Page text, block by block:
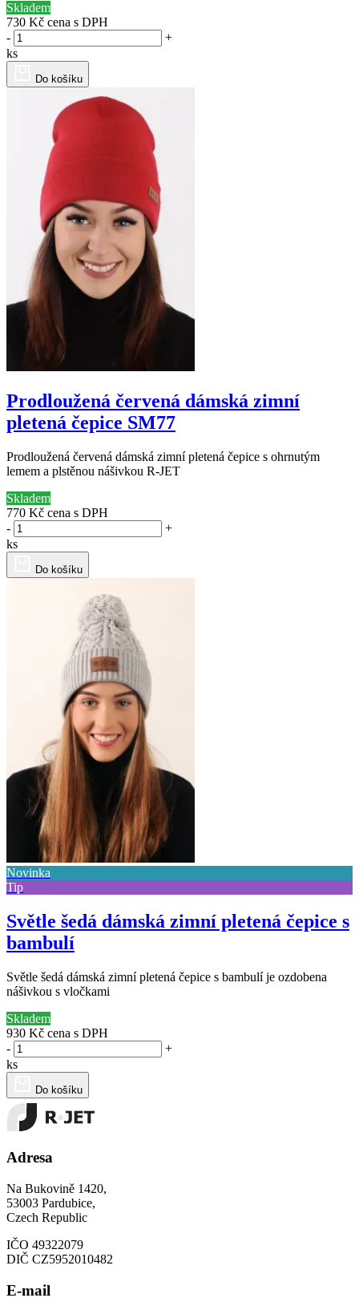
Skladem
730 Kč cena s DPH
-
+
ks
Do košíku
Prodloužená červená dámská zimní
pletená čepice SM77
Prodloužená červená dámská zimní pletená čepice s ohrnutým
lemem a plstěnou nášivkou R-JET
Skladem
770 Kč cena s DPH
-
+
ks
Do košíku
Novinka
Tip
Světle šedá dámská zimní pletená čepice s
bambulí
Světle šedá dámská zimní pletená čepice s bambulí je ozdobena
nášivkou s vločkami
Skladem
930 Kč cena s DPH
-
+
ks
Do košíku
Adresa
Na Bukovině 1420,
53003 Pardubice,
Czech Republic
IČO 49322079
DIČ CZ5952010482
E-mail